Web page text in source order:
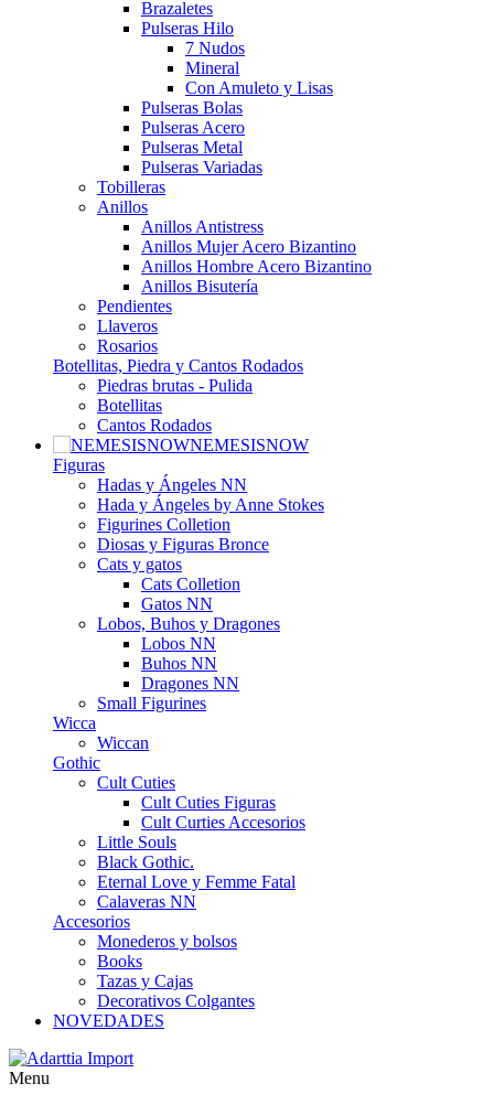
Brazaletes
Pulseras Hilo
7 Nudos
Mineral
Con Amuleto y Lisas
Pulseras Bolas
Pulseras Acero
Pulseras Metal
Pulseras Variadas
Tobilleras
Anillos
Anillos Antistress
Anillos Mujer Acero Bizantino
Anillos Hombre Acero Bizantino
Anillos Bisutería
Pendientes
Llaveros
Rosarios
Botellitas, Piedra y Cantos Rodados
Piedras brutas - Pulida
Botellitas
Cantos Rodados
NEMESISNOW
Figuras
Hadas y Ángeles NN
Hada y Ángeles by Anne Stokes
Figurines Colletion
Diosas y Figuras Bronce
Cats y gatos
Cats Colletion
Gatos NN
Lobos, Buhos y Dragones
Lobos NN
Buhos NN
Dragones NN
Small Figurines
Wicca
Wiccan
Gothic
Cult Cuties
Cult Cuties Figuras
Cult Curties Accesorios
Little Souls
Black Gothic.
Eternal Love y Femme Fatal
Calaveras NN
Accesorios
Monederos y bolsos
Books
Tazas y Cajas
Decorativos Colgantes
NOVEDADES
Menu